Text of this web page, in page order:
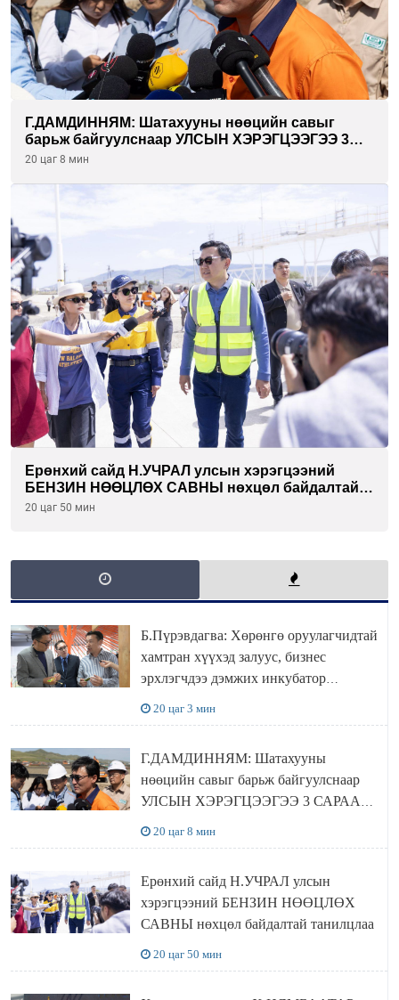
Г.ДАМДИННЯМ: Шатахууны нөөцийн савыг
барьж байгуулснаар УЛСЫН ХЭРЭГЦЭЭГЭЭ 3
САРААР НӨӨЦЛӨДӨГ болно
20 цаг 8 мин
Ерөнхий сайд Н.УЧРАЛ улсын хэрэгцээний
БЕНЗИН НӨӨЦЛӨХ САВНЫ нөхцөл байдалтай
танилцлаа
20 цаг 50 мин
Б.Пүрэвдагва: Хөрөнгө оруулагчидтай
хамтран хүүхэд залуус, бизнес
эрхлэгчдээ дэмжих инкубатор
20 цаг 3 мин
Г.ДАМДИННЯМ: Шатахууны
нөөцийн савыг барьж байгуулснаар
УЛСЫН ХЭРЭГЦЭЭГЭЭ 3 САРААР
20 цаг 8 мин
Ерөнхий сайд Н.УЧРАЛ улсын
хэрэгцээний БЕНЗИН НӨӨЦЛӨХ
САВНЫ нөхцөл байдалтай танилцлаа
20 цаг 50 мин